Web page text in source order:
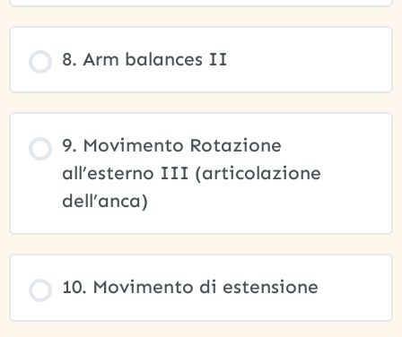
8. Arm balances II
9. Movimento Rotazione
all’esterno III (articolazione
dell’anca)
10. Movimento di estensione